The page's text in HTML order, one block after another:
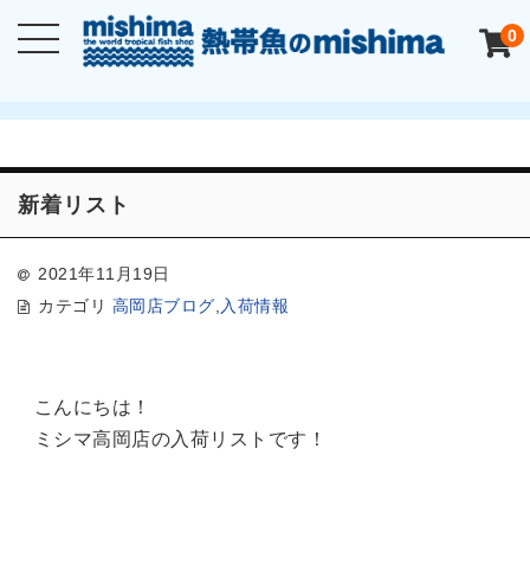
0
新着リスト
2021年11月19日
カテゴリ 高岡店ブログ 入荷情報
こんにちは！
ミシマ高岡店の入荷リストです！